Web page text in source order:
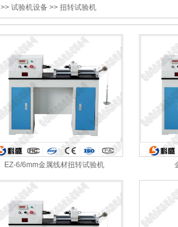
>> 试验机设备 >> 扭转试验机
EZ-6/6mm金属线材扭转试验机